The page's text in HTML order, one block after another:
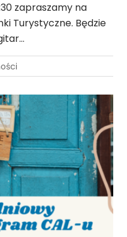
zapraszamy na
Turystyczne. Będzie